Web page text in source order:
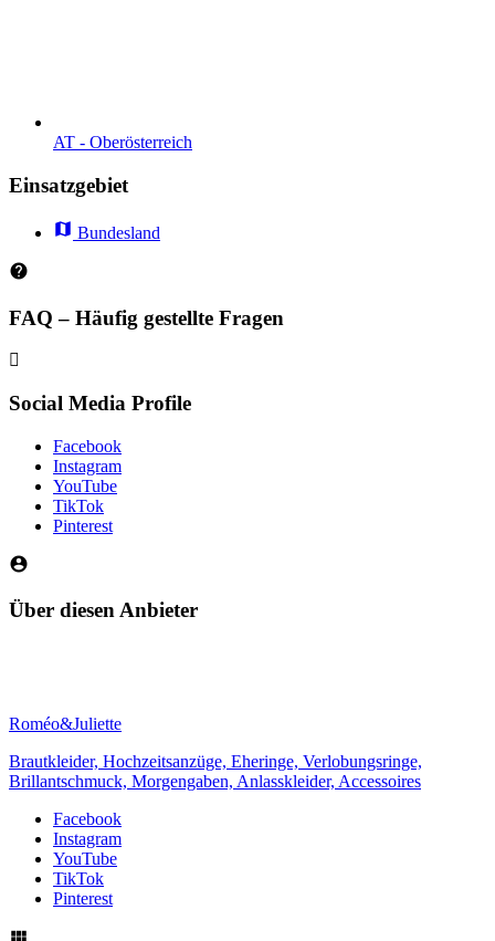
AT - Ober­österreich
Einsatzgebiet
Bundesland
FAQ – Häufig gestellte Fragen
Social Media Profile
Facebook
Instagram
YouTube
TikTok
Pinterest
Über diesen Anbieter
Roméo&Juliette
Brautkleider, Hochzeitsanzüge, Eheringe, Verlobungsringe,
Brillantschmuck, Morgengaben, Anlasskleider, Accessoires
Facebook
Instagram
YouTube
TikTok
Pinterest